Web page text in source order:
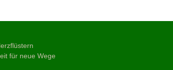
für neue Wege